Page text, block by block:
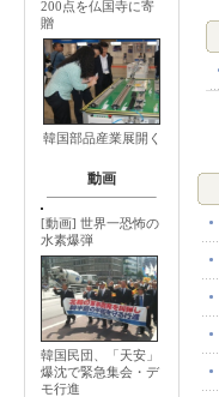
200点を仏国寺に寄
贈
韓国部品産業展開く
動画
[動画] 世界一恐怖の
水素爆弾
韓国民団、「天安」
爆沈で緊急集会・デ
モ行進